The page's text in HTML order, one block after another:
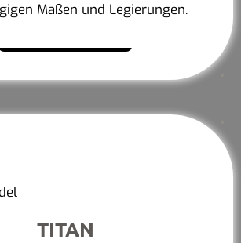
Maßen und Legierungen.
TITAN